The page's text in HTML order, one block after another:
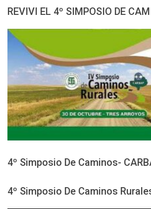
REVIVI EL 4º SIMPOSIO DE
4º Simposio De Caminos-
4º Simposio De Caminos